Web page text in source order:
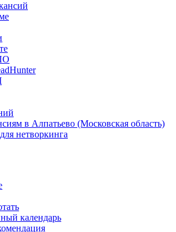
в Алпатьево (Московская область)
нетворкинга
календарь